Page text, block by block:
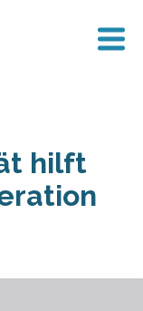
hilft